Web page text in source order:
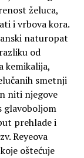
želuca,
i vrbova kora.
naturopat
od
kemikalija,
smetnji
niti njegove
glavoboljom
prehlade i
Reyeova
oštećuje